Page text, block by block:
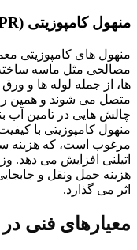
منهول کامپوزیتی (GPR)
منهول های کامپوزیتی
مصالحی مثل ماسه
ها، از جمله لوله ها و
متصل می شوند و همین
چالش هایی در تامین آب
منهول کامپوزیتی با کیفیت
مرغوب است، که هزینه
اتیلنی افزایش می دهد.
هزینه حمل ونقل و
اثر می گذارد.
معیارهای فنی